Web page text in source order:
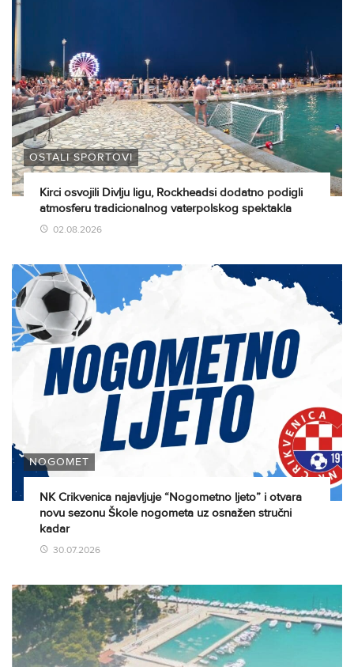
OSTALI SPORTOVI
Kirci osvojili Divlju ligu, Rockheadsi dodatno podigli
atmosferu tradicionalnog vaterpolskog spektakla
02.08.2026
NOGOMET
NK Crikvenica najavljuje “Nogometno ljeto” i otvara
novu sezonu Škole nogometa uz osnažen stručni
kadar
30.07.2026